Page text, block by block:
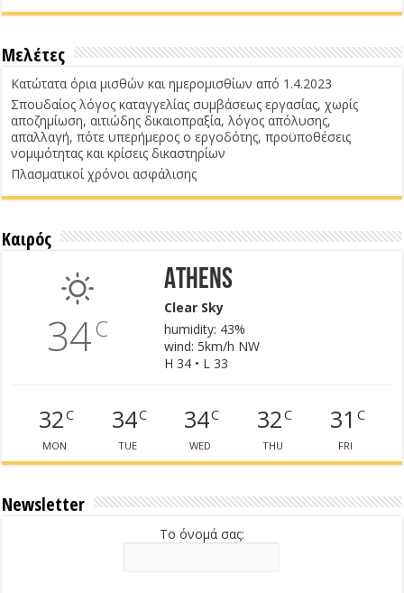
Μελέτες
Κατώτατα όρια μισθών και ημερομισθίων από 1.4.2023
Σπουδαίος λόγος καταγγελίας συμβάσεως εργασίας, χωρίς
αποζημίωση, αιτιώδης δικαιοπραξία, λόγος απόλυσης,
απαλλαγή, πότε υπερήμερος ο εργοδότης, προϋποθέσεις
νομιμότητας και κρίσεις δικαστηρίων
Πλασματικοί χρόνοι ασφάλισης
Καιρός
34C
Athens
Clear Sky
humidity: 43%
wind: 5km/h NW
H 34 • L 33
32C
MON
34C
TUE
34C
WED
32C
THU
31 C
FRI
Newsletter
Το όνομά σας: